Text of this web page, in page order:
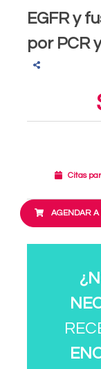
EGFR y
por PCR
Citas
AGENDAR A